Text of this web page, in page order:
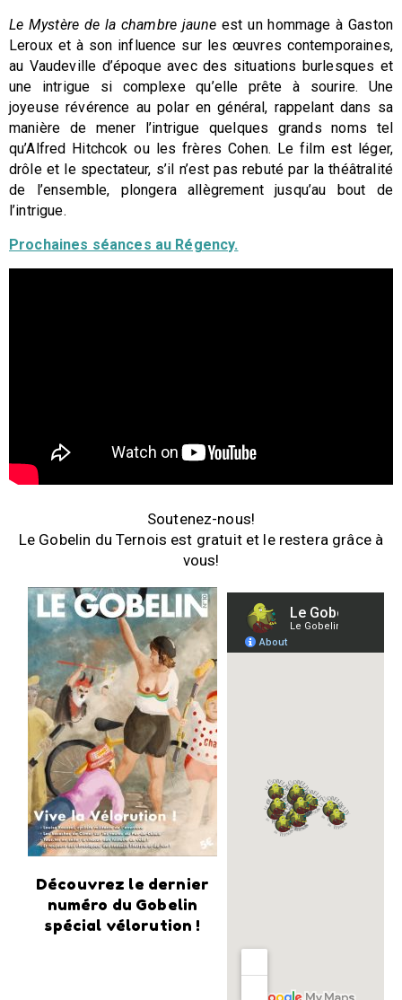
Le Mystère de la chambre jaune est un hommage à Gaston
Leroux et à son influence sur les œuvres contemporaines,
au Vaudeville d’époque avec des situations burlesques et
une intrigue si complexe qu’elle prête à sourire. Une
joyeuse révérence au polar en général, rappelant dans sa
manière de mener l’intrigue quelques grands noms tel
qu’Alfred Hitchcok ou les frères Cohen. Le film est léger,
drôle et le spectateur, s’il n’est pas rebuté par la théâtralité
de l’ensemble, plongera allègrement jusqu’au bout de
l’intrigue.
Prochaines séances au Régency.
Soutenez-nous!
Le Gobelin du Ternois est gratuit et le restera grâce à
vous!
Découvrez le dernier
numéro du Gobelin
spécial vélorution !